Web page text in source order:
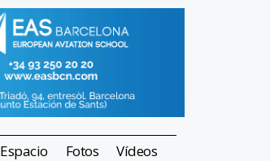
Espacio Fotos Vídeos